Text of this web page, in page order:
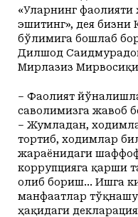
«Уларнинг
эшитинг», дея бизни
бўлимига бошлаб
Дилшод
Мирлазиз
– Фаолият
саволимизга жавоб
– Жумладан,
тортиб, ходимлар
жараёнидаги
коррупцияга қарши
олиб бориш... Ишга
манфаатлар
ҳақидаги